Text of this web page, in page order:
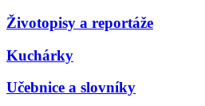
Životopisy a reportáže
Kuchárky
Učebnice a slovníky